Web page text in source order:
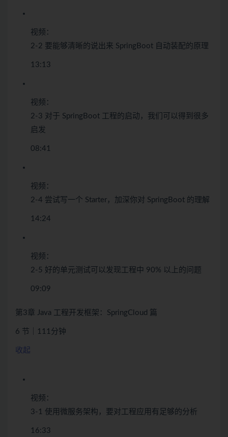
视频：
2-2 要能够清晰的说出来 SpringBoot 自动装配的原理
13:13
视频：
2-3 对于 SpringBoot 工程的启动，我们可以得到很多
启发
08:41
视频：
2-4 尝试写一个 Starter，加深你对 SpringBoot 的理解
14:24
视频：
2-5 好的单元测试可以发现工程中 90% 以上的问题
09:09
第3章 Java 工程开发框架：SpringCloud 篇
6 节｜111分钟
收起
视频：
3-1 使用微服务架构，要对工程应用有足够的分析
16:33